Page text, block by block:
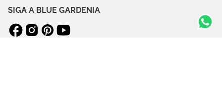
SIGA A BLUE GARDENIA